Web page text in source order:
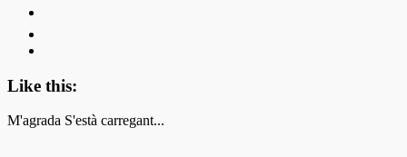
Like this:
M'agrada S'està carregant...